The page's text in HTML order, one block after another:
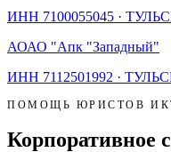
ИНН 7100055045 ·
АОАО "Апк "Западный"
ИНН 7112501992 ·
ПОМОЩЬ ЮРИСТОВ
Корпоративное